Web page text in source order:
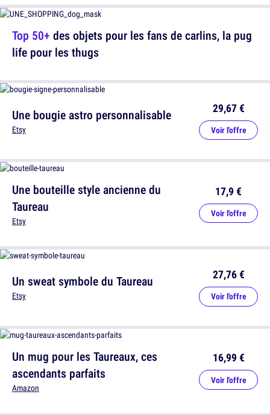
Top 50+ des objets pour les fans de carlins, la pug
life pour les thugs
Une bouteille style ancienne du
Taureau
Etsy
17,9 €
Voir l'offre
Un mug pour les Taureaux, ces
ascendants parfaits
Amazon
16,99 €
Voir l'offre
Une bougie astro personnalisable
Etsy
29,67 €
Voir l'offre
Un sweat symbole du Taureau
Etsy
27,76 €
Voir l'offre